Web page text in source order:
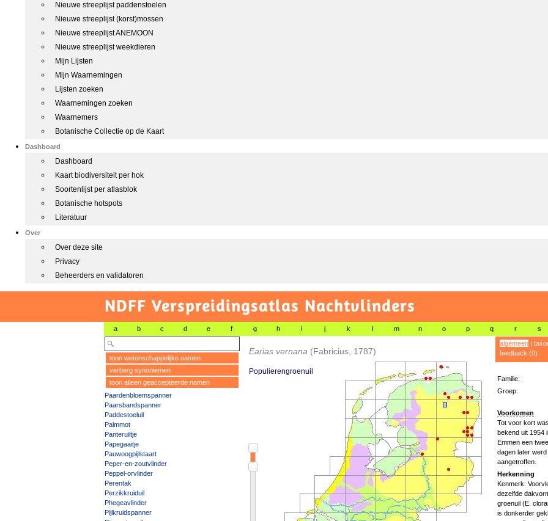
Nieuwe streeplijst paddenstoelen
Nieuwe streeplijst (korst)mossen
Nieuwe streeplijst ANEMOON
Nieuwe streeplijst weekdieren
Mijn Lijsten
Mijn Waarnemingen
Lijsten zoeken
Waarnemingen zoeken
Waarnemers
Botanische Collectie op de Kaart
Dashboard
Dashboard
Kaart biodiversiteit per hok
Soortenlijst per atlasblok
Botanische hotspots
Literatuur
Over
Over deze site
Privacy
Beheerders en validatoren
NDFF Verspreidingsatlas Nachtvlinders
a b c d e f g h i j k l m n o p q r s
toon wetenschappelijke namen
verberg synoniemen
toon alleen geaccepteerde namen
Paardenbloemspanner
Paarsbandspanner
Paddestoeluil
Palmmot
Panteruiltje
Papegaaitje
Pauwoogpijlstaart
Peper-en-zoutvlinder
Peppel-orvlinder
Perentak
Perzikkruiduil
Phegeavlinder
Pijlkruidspanner
Earias vernana (Fabricius, 1787)
Populierengroenuil
algemeen|
feedback (0)
Familie:
Groep:
Voorkomen
Tot voor kort
bekend uit 1954
Emmen een
dagen later
aangetroffen.
Herkenning
Kenmerk:
dezelfde
groenuil (E.
is donkerder